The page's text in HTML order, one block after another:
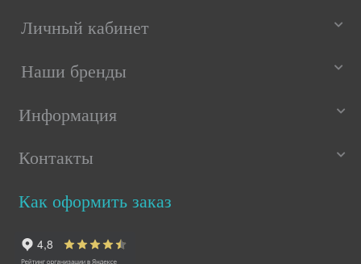
Личный кабинет
Наши бренды
Информация
Контакты
Как оформить заказ